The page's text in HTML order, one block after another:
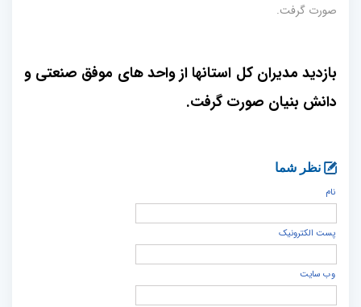
صورت گرفت.
بازدید مدیران کل استانها از واحد های موفق صنعتی و
دانش بنیان صورت گرفت.
نظر شما
نام
پست الكترونيک
وب سایت